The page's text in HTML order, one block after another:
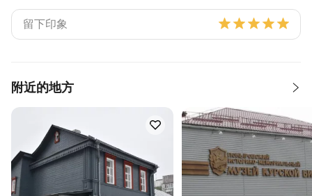
附近的地方